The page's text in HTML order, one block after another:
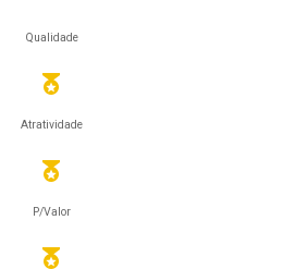
Qualidade
Atratividade
P/Valor